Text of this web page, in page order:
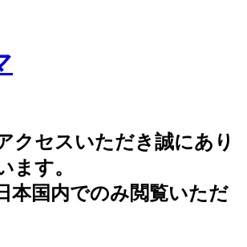
クセスいただき誠にあり
ます。
本国内でのみ閲覧いただ